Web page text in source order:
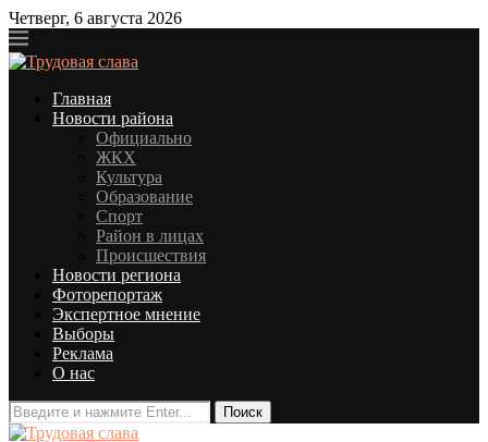
Четверг, 6 августа 2026
Главная
Новости района
Официально
ЖКХ
Культура
Образование
Спорт
Район в лицах
Происшествия
Новости региона
Фоторепортаж
Экспертное мнение
Выборы
Реклама
О нас